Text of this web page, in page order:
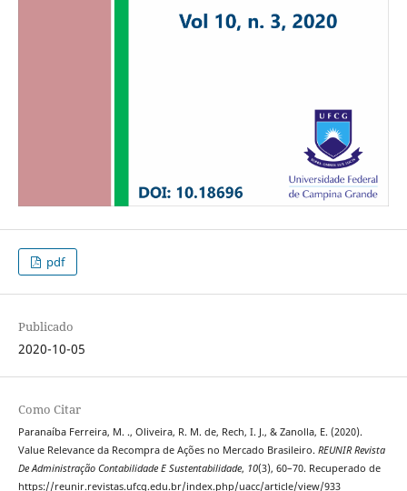
pdf
Publicado
2020-10-05
Como Citar
Paranaíba Ferreira, M. ., Oliveira, R. M. de, Rech, I. J., & Zanolla, E. (2020).
Value Relevance da Recompra de Ações no Mercado Brasileiro. REUNIR Revista
De Administração Contabilidade E Sustentabilidade, 10(3), 60–70. Recuperado de
https://reunir.revistas.ufcg.edu.br/index.php/uacc/article/view/933